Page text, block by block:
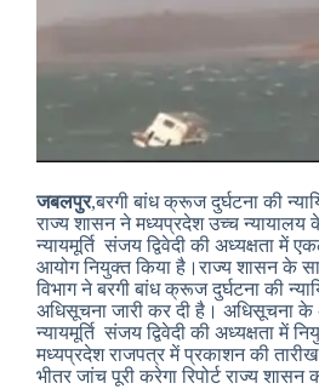
जबलपुर,बरगी बांध क्रूज दुर्घटना की
राज्य शासन ने मध्यप्रदेश उच्च न्यायालय
न्यायमूर्ति संजय द्विवेदी की अध्यक्षता में
आयोग नियुक्त किया है।राज्य शासन के
विभाग ने बरगी बांध क्रूज दुर्घटना की
अधिसूचना जारी कर दी है। अधिसूचना के
न्यायमूर्ति संजय द्विवेदी की अध्यक्षता में
मध्यप्रदेश राजपत्र में प्रकाशन की
भीतर जांच पूरी करेगा रिपोर्ट राज्य